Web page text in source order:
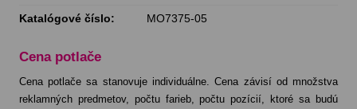
Katalógové číslo: MO7375-05
Cena potlače
Cena potlače sa stanovuje individuálne. Cena závisí od množstva
reklamných predmetov, počtu farieb, počtu pozícií, ktoré sa budú